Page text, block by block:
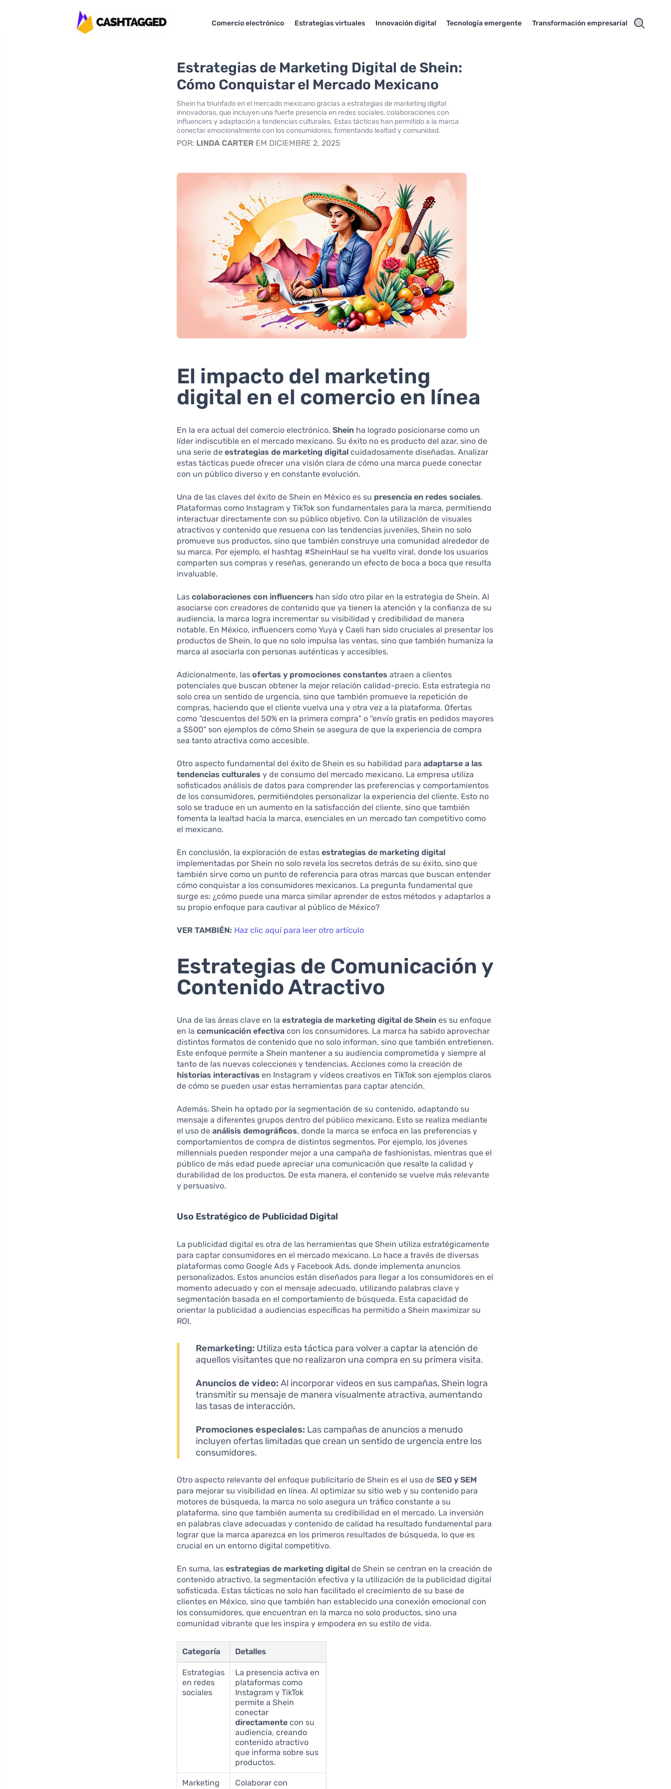
Comercio electrónico Estrategias virtuales Innovación digital Tecnología emergente Transformación empresarial
Estrategias de Marketing Digital de Shein:
Cómo Conquistar el Mercado Mexicano
Shein ha triunfado en el mercado mexicano gracias a estrategias de marketing digital
innovadoras, que incluyen una fuerte presencia en redes sociales, colaboraciones con
influencers y adaptación a tendencias culturales. Estas tácticas han permitido a la marca
conectar emocionalmente con los consumidores, fomentando lealtad y comunidad.
POR: LINDA CARTER EM DICIEMBRE 2, 2025
El impacto del marketing
digital en el comercio en línea
En la era actual del comercio electrónico,Shein ha logrado posicionarse como un
líder indiscutible en el mercado mexicano. Su éxito no es producto del azar, sino de
una serie deestrategias de marketing digital cuidadosamente diseñadas. Analizar
estas tácticas puede ofrecer una visión clara de cómo una marca puede conectar
con un público diverso y en constante evolución.
Una de las claves del éxito de Shein en México es su presencia en redes sociales.
Plataformas como Instagram y TikTok son fundamentales para la marca, permitiendo
interactuar directamente con su público objetivo. Con la utilización de visuales
atractivos y contenido que resuena con las tendencias juveniles, Shein no solo
promueve sus productos, sino que también construye una comunidad alrededor de
su marca. Por ejemplo, el hashtag #SheinHaul se ha vuelto viral, donde los usuarios
comparten sus compras y reseñas, generando un efecto de boca a boca que resulta
invaluable.
Lascolaboraciones con influencers han sido otro pilar en la estrategia de Shein. Al
asociarse con creadores de contenido que ya tienen la atención y la confianza de su
audiencia, la marca logra incrementar su visibilidad y credibilidad de manera
notable. En México, influencers como Yuya y Caeli han sido cruciales al presentar los
productos de Shein, lo que no solo impulsa las ventas, sino que también humaniza la
marca al asociarla con personas auténticas y accesibles.
Adicionalmente, lasofertas y promociones constantes atraen a clientes
potenciales que buscan obtener la mejor relación calidad-precio. Esta estrategia no
solo crea un sentido de urgencia, sino que también promueve la repetición de
compras, haciendo que el cliente vuelva una y otra vez a la plataforma. Ofertas
como “descuentos del 50% en la primera compra” o “envío gratis en pedidos mayores
a $500” son ejemplos de cómo Shein se asegura de que la experiencia de compra
sea tanto atractiva como accesible.
Otro aspecto fundamental del éxito de Shein es su habilidad paraadaptarse a las
tendencias culturales y de consumo del mercado mexicano. La empresa utiliza
sofisticados análisis de datos para comprender las preferencias y comportamientos
de los consumidores, permitiéndoles personalizar la experiencia del cliente. Esto no
solo se traduce en un aumento en la satisfacción del cliente, sino que también
fomenta la lealtad hacia la marca, esenciales en un mercado tan competitivo como
el mexicano.
En conclusión, la exploración de estasestrategias de marketing digital
implementadas por Shein no solo revela los secretos detrás de su éxito, sino que
también sirve como un punto de referencia para otras marcas que buscan entender
cómo conquistar a los consumidores mexicanos. La pregunta fundamental que
surge es: ¿cómo puede una marca similar aprender de estos métodos y adaptarlos a
su propio enfoque para cautivar al público de México?
VER TAMBIÉN: Haz clic aquí para leer otro artículo
Estrategias de Comunicación y
Contenido Atractivo
Una de las áreas clave en laestrategia de marketing digital de Shein es su enfoque
en lacomunicación efectiva con los consumidores. La marca ha sabido aprovechar
distintos formatos de contenido que no solo informan, sino que también entretienen.
Este enfoque permite a Shein mantener a su audiencia comprometida y siempre al
tanto de las nuevas colecciones y tendencias. Acciones como la creación de
historias interactivas en Instagram y videos creativos en TikTok son ejemplos claros
de cómo se pueden usar estas herramientas para captar atención.
Además, Shein ha optado por la segmentación de su contenido, adaptando su
mensaje a diferentes grupos dentro del público mexicano. Esto se realiza mediante
el uso deanálisis demográficos, donde la marca se enfoca en las preferencias y
comportamientos de compra de distintos segmentos. Por ejemplo, los jóvenes
millennials pueden responder mejor a una campaña de fashionistas, mientras que el
público de más edad puede apreciar una comunicación que resalte la calidad y
durabilidad de los productos. De esta manera, el contenido se vuelve más relevante
y persuasivo.
Uso Estratégico de Publicidad Digital
La publicidad digital es otra de las herramientas que Shein utiliza estratégicamente
para captar consumidores en el mercado mexicano. Lo hace a través de diversas
plataformas como Google Ads y Facebook Ads, donde implementa anuncios
personalizados. Estos anuncios están diseñados para llegar a los consumidores en el
momento adecuado y con el mensaje adecuado, utilizando palabras clave y
segmentación basada en el comportamiento de búsqueda. Esta capacidad de
orientar la publicidad a audiencias específicas ha permitido a Shein maximizar su
ROI.
Remarketing: Utiliza esta táctica para volver a captar la atención de
aquellos visitantes que no realizaron una compra en su primera visita.
Anuncios de video: Al incorporar videos en sus campañas, Shein logra
transmitir su mensaje de manera visualmente atractiva, aumentando
las tasas de interacción.
Promociones especiales: Las campañas de anuncios a menudo
incluyen ofertas limitadas que crean un sentido de urgencia entre los
consumidores.
Otro aspecto relevante del enfoque publicitario de Shein es el uso deSEO y SEM
para mejorar su visibilidad en línea. Al optimizar su sitio web y su contenido para
motores de búsqueda, la marca no solo asegura un tráfico constante a su
plataforma, sino que también aumenta su credibilidad en el mercado. La inversión
en palabras clave adecuadas y contenido de calidad ha resultado fundamental para
lograr que la marca aparezca en los primeros resultados de búsqueda, lo que es
crucial en un entorno digital competitivo.
En suma, lasestrategias de marketing digital de Shein se centran en la creación de
contenido atractivo, la segmentación efectiva y la utilización de la publicidad digital
sofisticada. Estas tácticas no solo han facilitado el crecimiento de su base de
clientes en México, sino que también han establecido una conexión emocional con
los consumidores, que encuentran en la marca no solo productos, sino una
comunidad vibrante que les inspira y empodera en su estilo de vida.
Categoría Detalles
Estrategias
en redes
sociales
La presencia activa en
plataformas como
Instagram y TikTok
permite a Shein
conectar
directamente con su
audiencia, creando
contenido atractivo
que informa sobre sus
productos.
Marketing
Colaborar con